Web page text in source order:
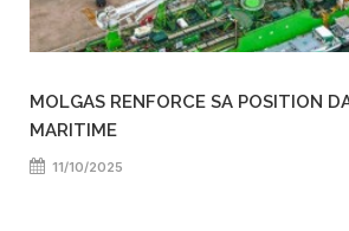
MOLGAS RENFORCE SA POSITION
MARITIME
11/10/2025